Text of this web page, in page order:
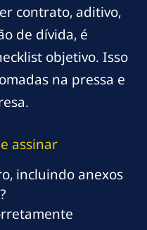
contrato, aditivo,
de dívida, é
objetivo. Isso
na pressa e
assinar
incluindo anexos